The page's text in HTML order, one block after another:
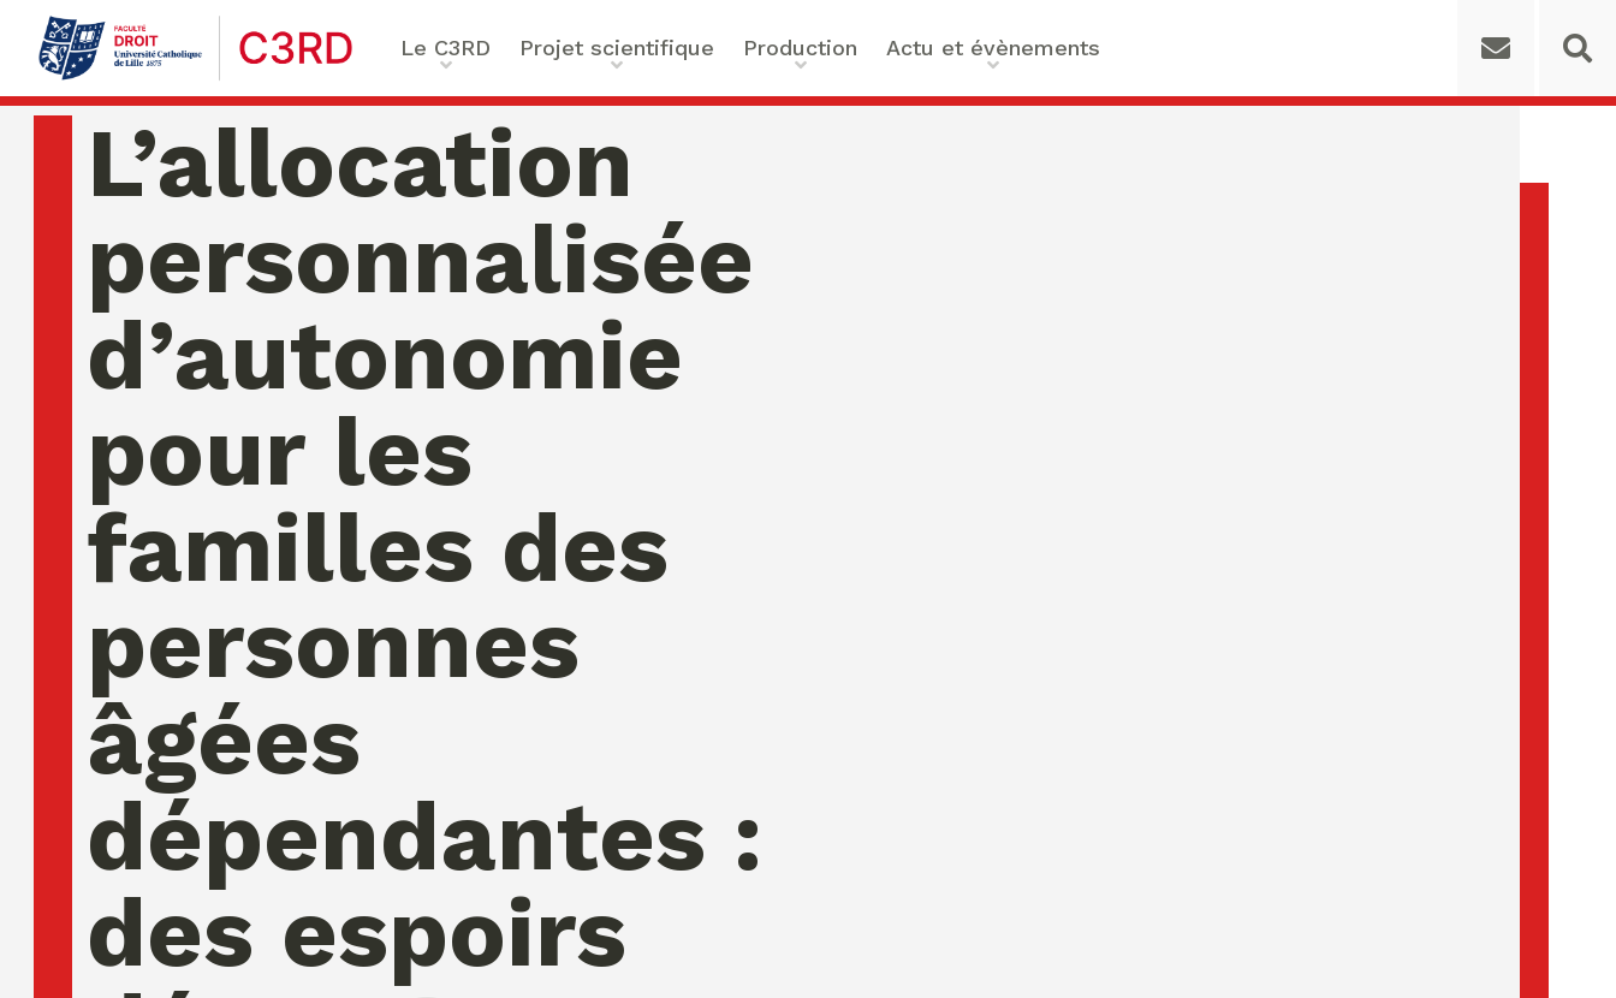
Le C3RD
Qui sommes-nous ?
Nos chercheurs
Chaire Enfance & familles
Chaire Droit & éthique de la santé
numérique
Compliance & ESG, Sustainability
Reporting
Européenne – ECCE
Projet scientifique
Le projet scientifique
Vulnérabilités
émergentes
Sécurité : Approches Critiques et
Ethique des Organisations
Production
Ouvrages
Actu et évènements
Actualités
L’allocation
personnalisée
d’autonomie
pour les
familles des
personnes
âgées
dépendantes :
des espoirs